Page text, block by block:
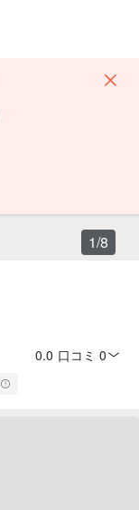
0.0 口コミ 0
1/8